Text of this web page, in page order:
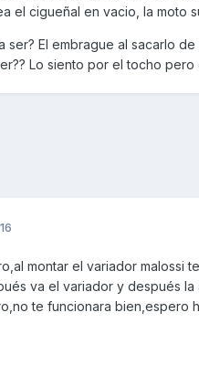
el cigueñal en vacio, la moto
El embrague al sacarlo
Lo siento por el tocho
montar el variador malossi
va el variador y después
te funcionara bien,espero